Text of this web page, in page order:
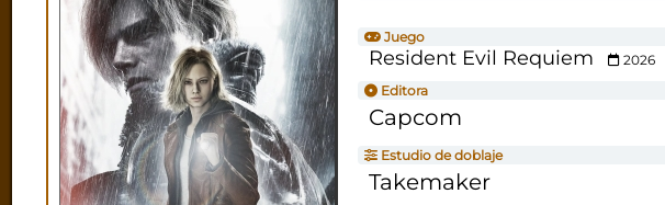
Juego
Resident Evil Requiem
2026
Editora
Capcom
Estudio de doblaje
Takemaker